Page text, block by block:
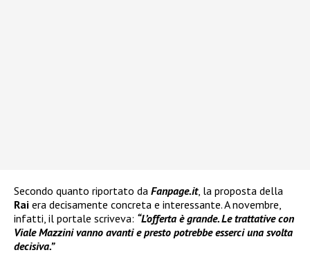
Secondo quanto riportato da Fanpage.it, la proposta della
Rai era decisamente concreta e interessante. A novembre,
infatti, il portale scriveva: “L’offerta è grande. Le trattative con
Viale Mazzini vanno avanti e presto potrebbe esserci una svolta
decisiva.”